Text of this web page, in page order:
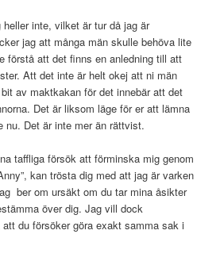
heller inte, vilket är tur då jag är
jag att många män skulle behöva lite
förstå att det finns en anledning till att
Att det inte är helt okej att ni män
av maktkakan för det innebär att det
Det är liksom läge för er att lämna
nu. Det är inte mer än rättvist.
taffliga försök att förminska mig genom
kan trösta dig med att jag är varken
ber om ursäkt om du tar mina åsikter
över dig. Jag vill dock
du försöker göra exakt samma sak i